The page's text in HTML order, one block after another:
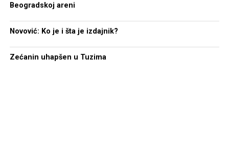
Beogradskoj areni
Novović: Ko je i šta je izdajnik?
Zećanin uhapšen u Tuzima